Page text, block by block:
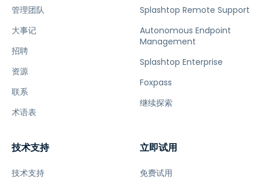
管理团队
大事记
招聘
资源
联系
术语表
Splashtop Remote Support
Autonomous Endpoint
Management
Splashtop Enterprise
Foxpass
继续探索
技术支持
技术支持
立即试用
免费试用